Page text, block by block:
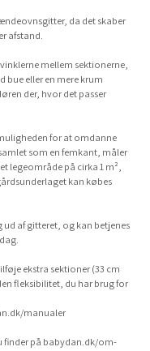
da det skaber
afstand.
mellem sektionerne,
bue eller en mere krum
der, hvor det passer
for at omdanne
som en femkant, måler
legeområde på cirka 1 m²,
kan købes
af gitteret, og kan betjenes
ekstra sektioner (33 cm
fleksibilitet, du har brug for
manualer
finder på babydan.dk/om-